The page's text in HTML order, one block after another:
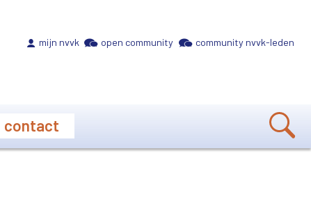
mijn nvvk open community community nvvk-leden
contact